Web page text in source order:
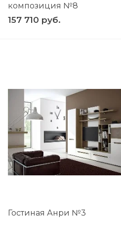
композиция №8
157 710 руб.
Гостиная Анри №3